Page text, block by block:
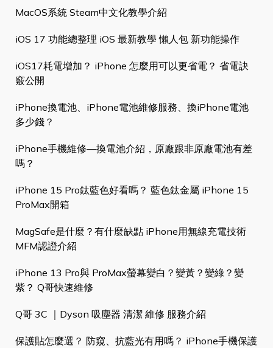
MacOS系統 Steam中文化教學介紹
iOS 17 功能總整理 iOS 最新教學 懶人包 新功能操作
iOS17耗電增加？ iPhone 怎麼用可以更省電？ 省電訣
竅公開
iPhone換電池、iPhone電池維修服務、換iPhone電池
多少錢？
iPhone手機維修—換電池介紹，原廠跟非原廠電池有差
嗎？
iPhone 15 Pro鈦藍色好看嗎？ 藍色鈦金屬 iPhone 15
ProMax開箱
MagSafe是什麼？有什麼缺點 iPhone用無線充電技術
MFM認證介紹
iPhone 13 Pro與 ProMax螢幕變白？變黃？變綠？變
紫？ Q哥快速維修
Q哥 3C ｜Dyson 吸塵器 清潔 維修 服務介紹
保護貼怎麼選？ 防窺、抗藍光有用嗎？ iPhone手機保護